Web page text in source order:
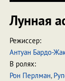
Лунная
Режиссер:
Антуан Бардо-
В ролях:
Рон Перлман,